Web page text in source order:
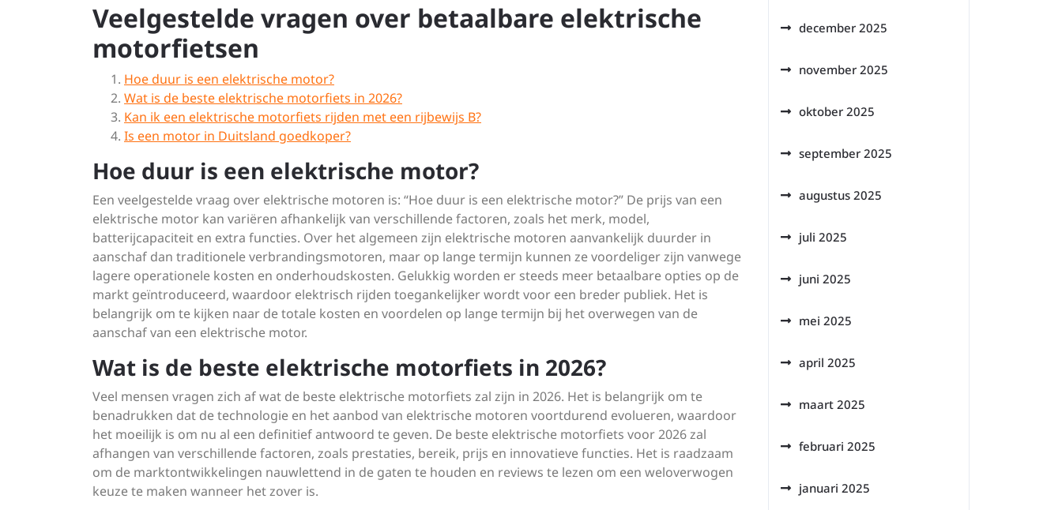
Veelgestelde vragen over betaalbare elektrische
motorfietsen
Hoe duur is een elektrische motor?
Wat is de beste elektrische motorfiets in 2026?
Kan ik een elektrische motorfiets rijden met een rijbewijs B?
Is een motor in Duitsland goedkoper?
Hoe duur is een elektrische motor?
Een veelgestelde vraag over elektrische motoren is: “Hoe duur is een elektrische motor?” De prijs van een
elektrische motor kan variëren afhankelijk van verschillende factoren, zoals het merk, model,
batterijcapaciteit en extra functies. Over het algemeen zijn elektrische motoren aanvankelijk duurder in
aanschaf dan traditionele verbrandingsmotoren, maar op lange termijn kunnen ze voordeliger zijn vanwege
lagere operationele kosten en onderhoudskosten. Gelukkig worden er steeds meer betaalbare opties op de
markt geïntroduceerd, waardoor elektrisch rijden toegankelijker wordt voor een breder publiek. Het is
belangrijk om te kijken naar de totale kosten en voordelen op lange termijn bij het overwegen van de
aanschaf van een elektrische motor.
Wat is de beste elektrische motorfiets in 2026?
Veel mensen vragen zich af wat de beste elektrische motorfiets zal zijn in 2026. Het is belangrijk om te
benadrukken dat de technologie en het aanbod van elektrische motoren voortdurend evolueren, waardoor
het moeilijk is om nu al een definitief antwoord te geven. De beste elektrische motorfiets voor 2026 zal
afhangen van verschillende factoren, zoals prestaties, bereik, prijs en innovatieve functies. Het is raadzaam
om de marktontwikkelingen nauwlettend in de gaten te houden en reviews te lezen om een weloverwogen
keuze te maken wanneer het zover is.
december 2025
november 2025
oktober 2025
september 2025
augustus 2025
juli 2025
juni 2025
mei 2025
april 2025
maart 2025
februari 2025
januari 2025